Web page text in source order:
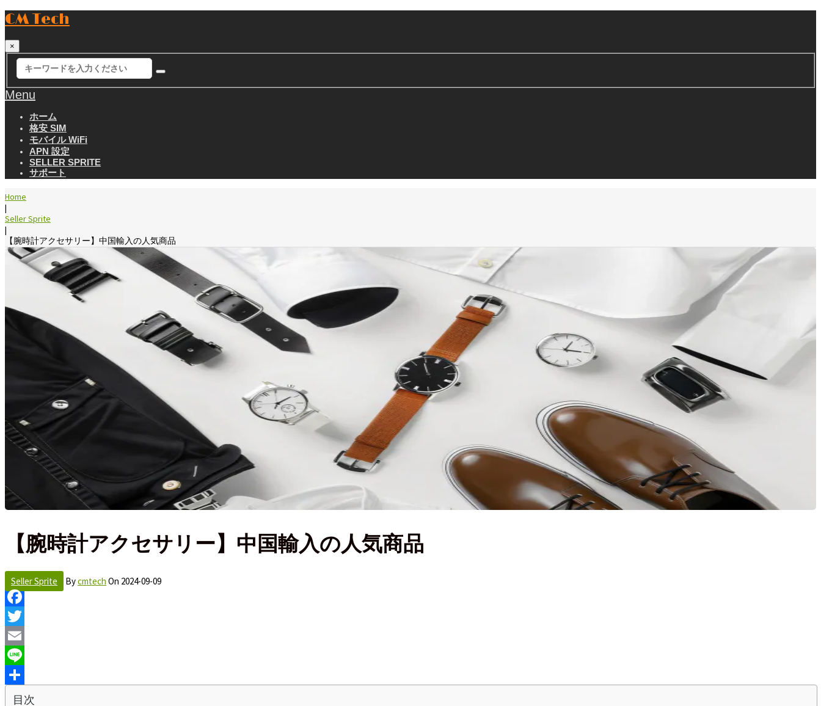
CM Tech
×
Menu
ホーム
格安 SIM
モバイル WiFi
APN 設定
SELLER SPRITE
サポート
Home
|
Seller Sprite
|
【腕時計アクセサリー】中国輸入の人気商品
【腕時計アクセサリー】中国輸入の人気商品
Seller Sprite Bycmtech On 2024-09-09
Facebook
Twitter
Email
Line
Share
目次